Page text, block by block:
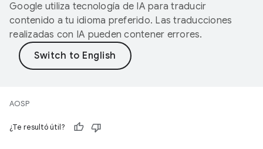
Google utiliza tecnología de IA para traducir
contenido a tu idioma preferido. Las traducciones
realizadas con IA pueden contener errores.
AOSP
¿Te resultó útil?